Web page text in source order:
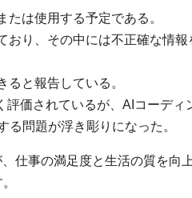
は使用する予定である。
り、その中には不正確な情
と報告している。
価されているが、AIコーディ
問題が浮き彫りになった。
仕事の満足度と生活の質を向